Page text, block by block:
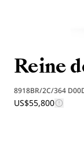
Reine
8918BR/2C/364
US$55,800